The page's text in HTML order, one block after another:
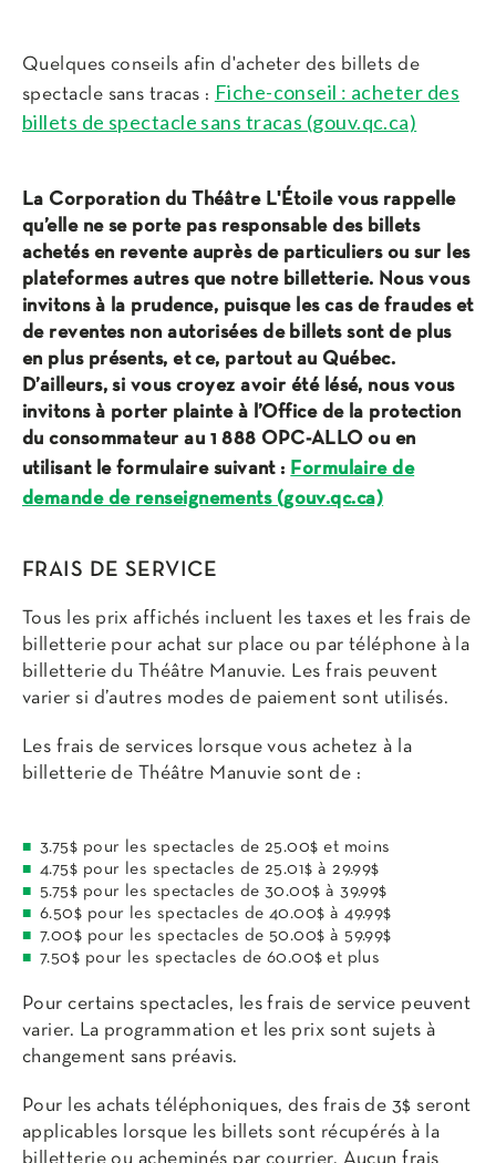
Quelques conseils afin d'acheter des billets de
spectacle sans tracas : Fiche-conseil : acheter des
billets de spectacle sans tracas (gouv.qc.ca)
La Corporation du Théâtre L'Étoile vous rappelle
qu’elle ne se porte pas responsable des billets
achetés en revente auprès de particuliers ou sur les
plateformes autres que notre billetterie. Nous vous
invitons à la prudence, puisque les cas de fraudes et
de reventes non autorisées de billets sont de plus
en plus présents, et ce, partout au Québec.
D’ailleurs, si vous croyez avoir été lésé, nous vous
invitons à porter plainte à l’Office de la protection
du consommateur au 1 888 OPC-ALLO ou en
utilisant le formulaire suivant : Formulaire de
demande de renseignements (gouv.qc.ca)
FRAIS DE SERVICE
Tous les prix affichés incluent les taxes et les frais de
billetterie pour achat sur place ou par téléphone à la
billetterie du Théâtre Manuvie. Les frais peuvent
varier si d’autres modes de paiement sont utilisés.
Les frais de services lorsque vous achetez à la
billetterie de Théâtre Manuvie sont de :
3.75$ pour les spectacles de 25.00$ et moins
4.75$ pour les spectacles de 25.01$ à 29.99$
5.75$ pour les spectacles de 30.00$ à 39.99$
6.50$ pour les spectacles de 40.00$ à 49.99$
7.00$ pour les spectacles de 50.00$ à 59.99$
7.50$ pour les spectacles de 60.00$ et plus
Pour certains spectacles, les frais de service peuvent
varier. La programmation et les prix sont sujets à
changement sans préavis.
Pour les achats téléphoniques, des frais de 3$ seront
applicables lorsque les billets sont récupérés à la
billetterie ou acheminés par courrier. Aucun frais